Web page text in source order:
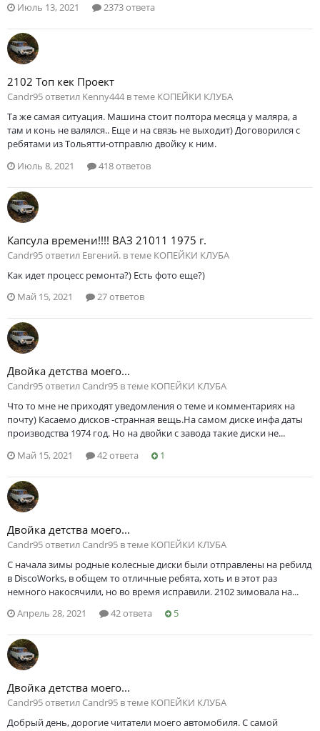
Июль 13, 2021
2373 ответа
2102 Топ кек Проект
Саndr95 ответил Kenny444 в теме КОПЕЙКИ КЛУБА
Та же самая ситуация. Машина стоит полтора месяца у маляра, а
там и конь не валялся.. Еще и на связь не выходит) Договорился с
ребятами из Тольятти-отправлю двойку к ним.
Июль 8, 2021
418 ответов
Капсула времени!!!! ВАЗ 21011 1975 г.
Саndr95 ответил Евгений. в теме КОПЕЙКИ КЛУБА
Как идет процесс ремонта?) Есть фото еще?)
Май 15, 2021
27 ответов
Двойка детства моего...
Саndr95 ответил Саndr95 в теме КОПЕЙКИ КЛУБА
Что то мне не приходят уведомления о теме и комментариях на
почту) Касаемо дисков -странная вещь.На самом диске инфа даты
производства 1974 год. Но на двойки с завода такие диски не...
Май 15, 2021
42 ответа 1
Двойка детства моего...
Саndr95 ответил Саndr95 в теме КОПЕЙКИ КЛУБА
С начала зимы родные колесные диски были отправлены на ребилд
в DiscoWorks, в общем то отличные ребята, хоть и в этот раз
немного накосячили, но во время исправили. 2102 зимовала на...
Апрель 28, 2021
42 ответа 5
Двойка детства моего...
Саndr95 ответил Саndr95 в теме КОПЕЙКИ КЛУБА
Добрый день, дорогие читатели моего автомобиля. С самой